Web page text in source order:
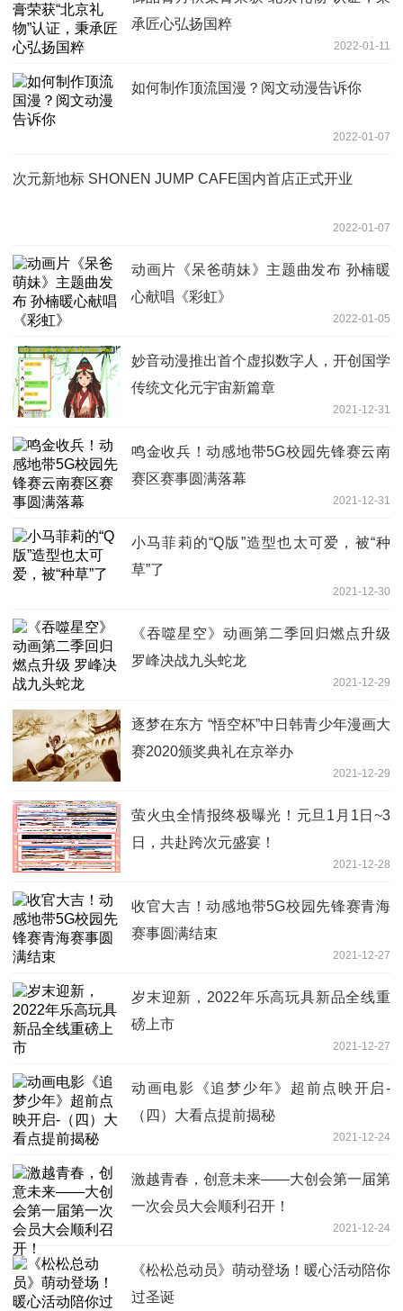
承匠心弘扬国粹
2022-01-11
如何制作顶流国漫？阅文动漫告诉你
2022-01-07
次元新地标 SHONEN JUMP CAFE国内首店正式开业
2022-01-07
动画片《呆爸萌妹》主题曲发布 孙楠暖
心献唱《彩虹》
2022-01-05
妙音动漫推出首个虚拟数字人，开创国学
传统文化元宇宙新篇章
2021-12-31
鸣金收兵！动感地带5G校园先锋赛云南
赛区赛事圆满落幕
2021-12-31
小马菲莉的“Q版”造型也太可爱，被“种
草”了
2021-12-30
《吞噬星空》动画第二季回归燃点升级
罗峰决战九头蛇龙
2021-12-29
逐梦在东方 “悟空杯”中日韩青少年漫画大
赛2020颁奖典礼在京举办
2021-12-29
萤火虫全情报终极曝光！元旦1月1日~3
日，共赴跨次元盛宴！
2021-12-28
收官大吉！动感地带5G校园先锋赛青海
赛事圆满结束
2021-12-27
岁末迎新，2022年乐高玩具新品全线重
磅上市
2021-12-27
动画电影《追梦少年》超前点映开启-
（四）大看点提前揭秘
2021-12-24
激越青春，创意未来——大创会第一届第
一次会员大会顺利召开！
2021-12-24
《松松总动员》萌动登场！暖心活动陪你
过圣诞